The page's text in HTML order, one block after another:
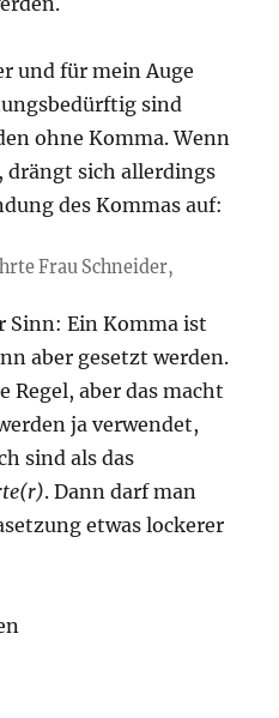
und für mein Auge
sind
ohne Komma. Wenn
drängt sich allerdings
des Kommas auf:
Frau Schneider,
Sinn: Ein Komma ist
aber gesetzt werden.
Regel, aber das macht
ja verwendet,
sind als das
. Dann darf man
etwas lockerer